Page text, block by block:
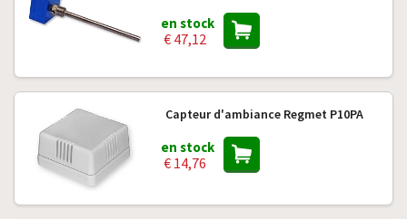
en stock
€ 47,12
Capteur d'ambiance Regmet P10PA
en stock
€ 14,76